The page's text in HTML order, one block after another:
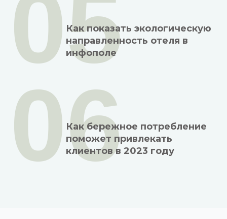
Как показать экологическую
направленность отеля в
инфополе
05
Как бережное потребление
поможет привлекать
клиентов в 2023 году
06